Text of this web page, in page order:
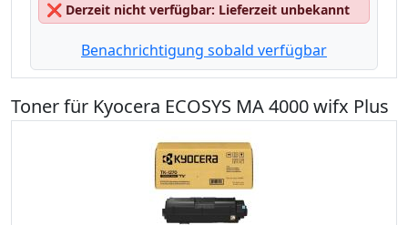
❌ Derzeit nicht verfügbar: Lieferzeit unbekannt
Benachrichtigung sobald verfügbar
Toner für Kyocera ECOSYS MA 4000 wifx Plus